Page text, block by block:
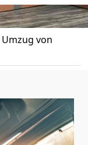
Umzug von